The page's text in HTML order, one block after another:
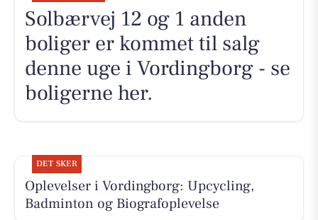
Solbærvej 12 og 1 anden
boliger er kommet til salg
denne uge i Vordingborg - se
boligerne her.
DET SKER
Oplevelser i Vordingborg: Upcycling,
Badminton og Biografoplevelse